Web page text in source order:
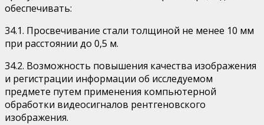
обеспечивать:
34.1. Просвечивание стали толщиной не менее 10 мм
при расстоянии до 0,5 м.
34.2. Возможность повышения качества изображения
и регистрации информации об исследуемом
предмете путем применения компьютерной
обработки видеосигналов рентгеновского
изображения.